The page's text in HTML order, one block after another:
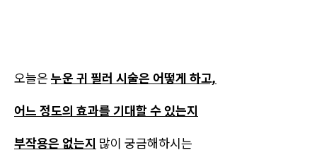
오늘은누운 귀 필러 시술은 어떻게 하고,
어느 정도의 효과를 기대할 수 있는지
부작용은 없는지 많이 궁금해하시는